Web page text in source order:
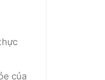
của